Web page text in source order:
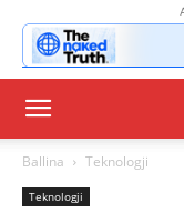
Ballina Teknologji
Teknologji